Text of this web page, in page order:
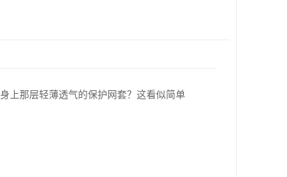
上那层轻薄透气的保护网套？这看似简单